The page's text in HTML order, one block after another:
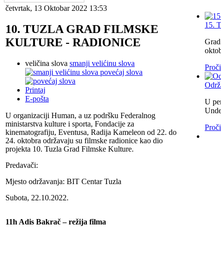
četvrtak, 13 Oktobar 2022 13:53
10. TUZLA GRAD FILMSKE
KULTURE - RADIONICE
veličina slova smanji velićinu slova
povećaj slova
Printaj
E-pošta
U organizaciji Human, a uz podršku Federalnog
ministarstva kulture i sporta, Fondacije za
kinematografiju, Eventusa, Radija Kameleon od 22. do
24. oktobra održavaju su filmske radionice kao dio
projekta 10. Tuzla Grad Filmske Kulture.
Predavači:
Mjesto održavanja: BIT Centar Tuzla
Subota, 22.10.2022.
11h Adis Bakrač – režija filma
15.
U